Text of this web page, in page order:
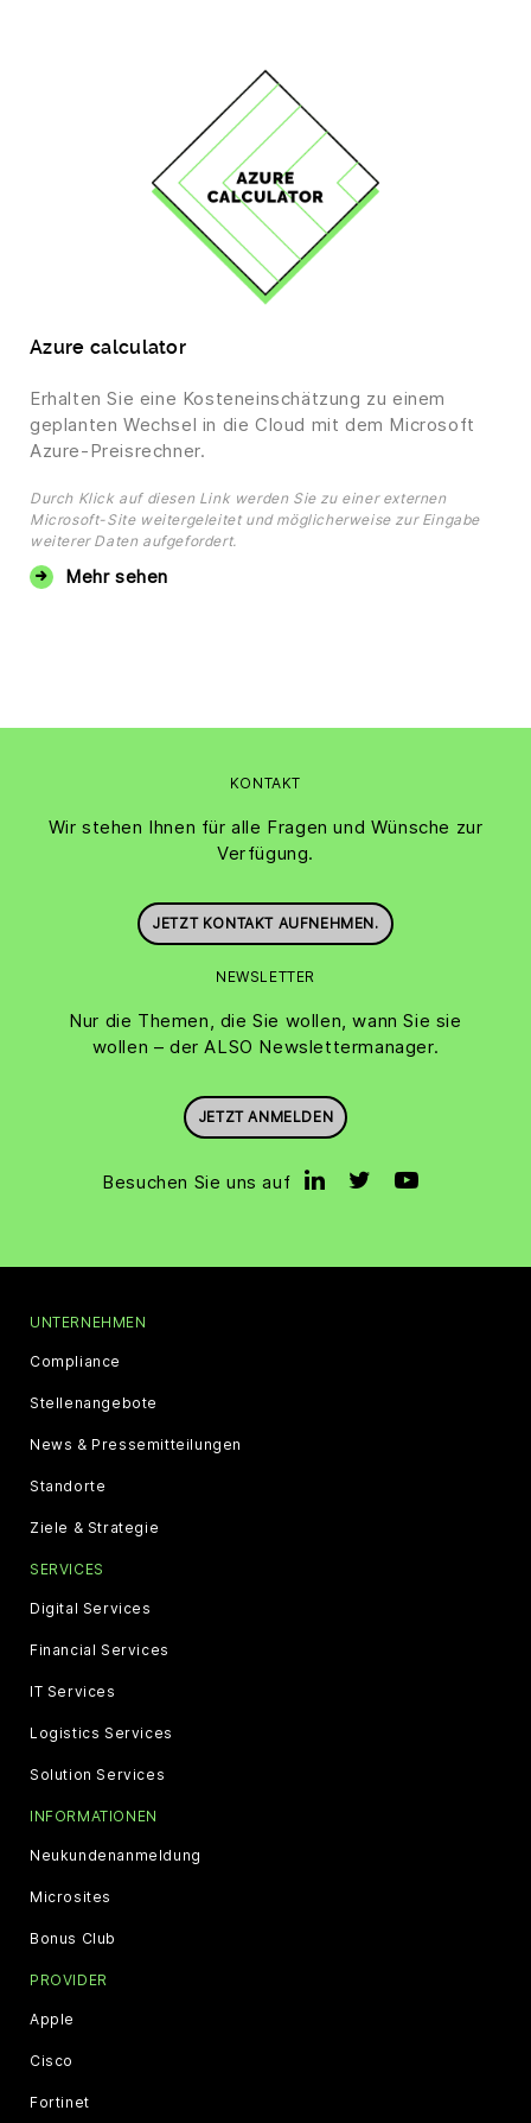
Azure calculator
Erhalten Sie eine Kosteneinschätzung zu einem
geplanten Wechsel in die Cloud mit dem Microsoft
Azure-Preisrechner.
Durch Klick auf diesen Link werden Sie zu einer externen
Microsoft-Site weitergeleitet und möglicherweise zur Eingabe
weiterer Daten aufgefordert.
Mehr sehen
KONTAKT
Wir stehen Ihnen für alle Fragen und Wünsche zur
Verfügung.
JETZT KONTAKT AUFNEHMEN.
NEWSLETTER
Nur die Themen, die Sie wollen, wann Sie sie
wollen – der ALSO Newslettermanager.
JETZT ANMELDEN
Besuchen Sie uns auf
UNTERNEHMEN
Compliance
Stellenangebote
News & Pressemitteilungen
Standorte
Ziele & Strategie
SERVICES
Digital Services
Financial Services
IT Services
Logistics Services
Solution Services
INFORMATIONEN
Neukundenanmeldung
Microsites
Bonus Club
PROVIDER
Apple
Cisco
Fortinet